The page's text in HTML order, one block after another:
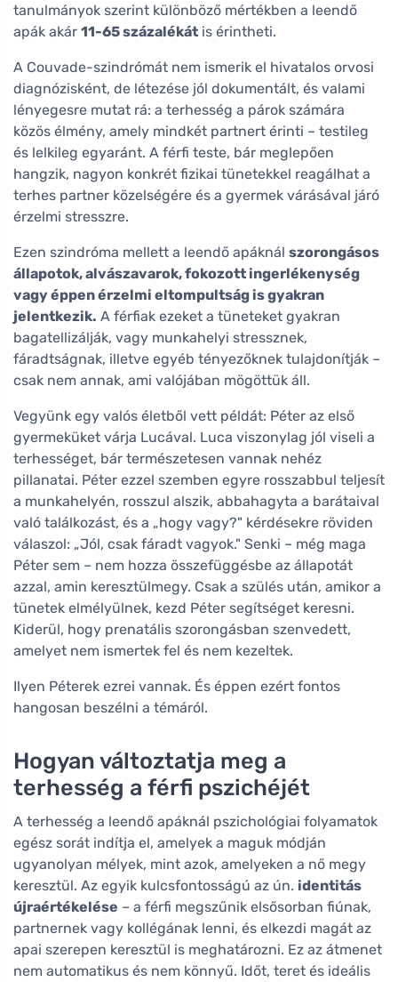
tanulmányok szerint különböző mértékben a leendő
apák akár 11-65 százalékát is érintheti.
A Couvade-szindrómát nem ismerik el hivatalos orvosi
diagnózisként, de létezése jól dokumentált, és valami
lényegesre mutat rá: a terhesség a párok számára
közös élmény, amely mindkét partnert érinti – testileg
és lelkileg egyaránt. A férfi teste, bár meglepően
hangzik, nagyon konkrét fizikai tünetekkel reagálhat a
terhes partner közelségére és a gyermek várásával járó
érzelmi stresszre.
Ezen szindróma mellett a leendő apáknál szorongásos
állapotok, alvászavarok, fokozott ingerlékenység
vagy éppen érzelmi eltompultság is gyakran
jelentkezik. A férfiak ezeket a tüneteket gyakran
bagatellizálják, vagy munkahelyi stressznek,
fáradtságnak, illetve egyéb tényezőknek tulajdonítják –
csak nem annak, ami valójában mögöttük áll.
Vegyünk egy valós életből vett példát: Péter az első
gyermeküket várja Lucával. Luca viszonylag jól viseli a
terhességet, bár természetesen vannak nehéz
pillanatai. Péter ezzel szemben egyre rosszabbul teljesít
a munkahelyén, rosszul alszik, abbahagyta a barátaival
való találkozást, és a „hogy vagy?" kérdésekre röviden
válaszol: „Jól, csak fáradt vagyok." Senki – még maga
Péter sem – nem hozza összefüggésbe az állapotát
azzal, amin keresztülmegy. Csak a szülés után, amikor a
tünetek elmélyülnek, kezd Péter segítséget keresni.
Kiderül, hogy prenatális szorongásban szenvedett,
amelyet nem ismertek fel és nem kezeltek.
Ilyen Péterek ezrei vannak. És éppen ezért fontos
hangosan beszélni a témáról.
Hogyan változtatja meg a
terhesség a férfi pszichéjét
A terhesség a leendő apáknál pszichológiai folyamatok
egész sorát indítja el, amelyek a maguk módján
ugyanolyan mélyek, mint azok, amelyeken a nő megy
keresztül. Az egyik kulcsfontosságú az ún. identitás
újraértékelése – a férfi megszűnik elsősorban fiúnak,
partnernek vagy kollégának lenni, és elkezdi magát az
apai szerepen keresztül is meghatározni. Ez az átmenet
nem automatikus és nem könnyű. Időt, teret és ideális